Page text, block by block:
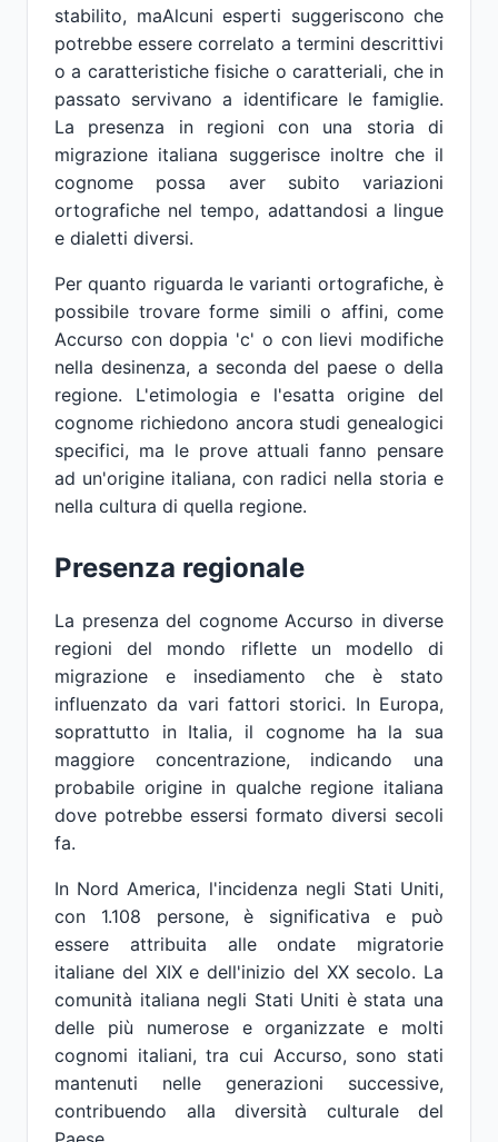
stabilito, maAlcuni esperti suggeriscono che
potrebbe essere correlato a termini descrittivi
o a caratteristiche fisiche o caratteriali, che in
passato servivano a identificare le famiglie.
La presenza in regioni con una storia di
migrazione italiana suggerisce inoltre che il
cognome possa aver subito variazioni
ortografiche nel tempo, adattandosi a lingue
e dialetti diversi.
Per quanto riguarda le varianti ortografiche, è
possibile trovare forme simili o affini, come
Accurso con doppia 'c' o con lievi modifiche
nella desinenza, a seconda del paese o della
regione. L'etimologia e l'esatta origine del
cognome richiedono ancora studi genealogici
specifici, ma le prove attuali fanno pensare
ad un'origine italiana, con radici nella storia e
nella cultura di quella regione.
Presenza regionale
La presenza del cognome Accurso in diverse
regioni del mondo riflette un modello di
migrazione e insediamento che è stato
influenzato da vari fattori storici. In Europa,
soprattutto in Italia, il cognome ha la sua
maggiore concentrazione, indicando una
probabile origine in qualche regione italiana
dove potrebbe essersi formato diversi secoli
fa.
In Nord America, l'incidenza negli Stati Uniti,
con 1.108 persone, è significativa e può
essere attribuita alle ondate migratorie
italiane del XIX e dell'inizio del XX secolo. La
comunità italiana negli Stati Uniti è stata una
delle più numerose e organizzate e molti
cognomi italiani, tra cui Accurso, sono stati
mantenuti nelle generazioni successive,
contribuendo alla diversità culturale del